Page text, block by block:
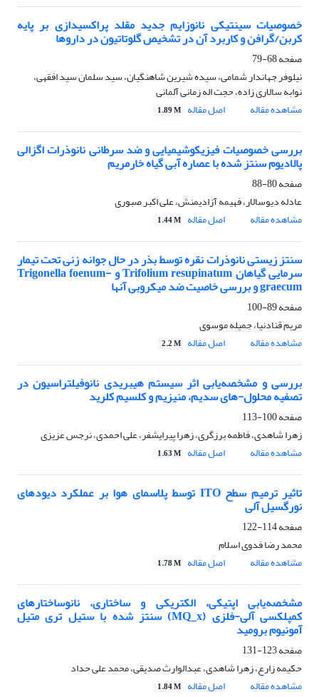
خصوصیات سینتیکی نانوزایم جدید مقلد پراکسیدازی بر پایه
کربن/گرافن و کاربرد آن در تشخیص گلوتاتیون در داروها
صفحه68-79
نیلوفر جهاندار شمامی، سیده شیرین شاهنگیان، سید سلمان سید افقهی،
نوابه سالاری زاده، حجت اله زمانی آلمانی
مشاهده مقاله
اصل مقاله 1.89 M
بررسی خصوصیات فیزیکوشیمیایی و ضد سرطانی نانوذرات اگزالی
پالادیوم سنتز شده با عصاره آبی گیاه خارمریم
صفحه80-88
عادله دیوسالار، فهیمه آزادیمنش، علی اکبر صبوری
مشاهده مقاله
اصل مقاله 1.44 M
سنتز زیستی نانوذرات نقره توسط بذر در حال جوانه زنی تحت تیمار
سرمایی گیاهان Trifolium resupinatum و Trigonella foenum-
graecum و بررسی خاصیت ضد میکروبی آنها
صفحه89-100
مریم قنادنیا، جمیله موسوی
مشاهده مقاله
اصل مقاله 2.2 M
بررسی و مشخصه‌یابی اثر سیستم هیبریدی نانوفیلتراسیون در
تصفیه محلول-های سدیم، منیزیم و کلسیم کلرید
صفحه100-113
زهرا شاهدی، فاطمه برزگری، زهرا پیرایشفر، علی احمدی، نرجس عزیزی
مشاهده مقاله
اصل مقاله 1.63 M
تاثیر ترمیم سطح ITO توسط پلاسمای هوا بر عملکرد دیودهای
نورگسیل آلی
صفحه114-122
محمد رضا فدوی اسلام
مشاهده مقاله
اصل مقاله 1.78 M
مشخصه‌یابی اپتیکی، الکتریکی و ساختاری، نانوساختارهای
کمپلکسی آلی-فلزی (MQ_x) سنتز شده با ستیل تری متیل
آمونیوم برومید
صفحه123-131
حکیمه زارع، زهرا شاهدی، عبدالوارث صدیقی، محمد علی حداد
مشاهده مقاله
اصل مقاله 1.84 M